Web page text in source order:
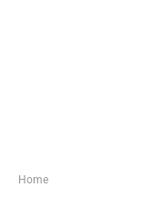
Home